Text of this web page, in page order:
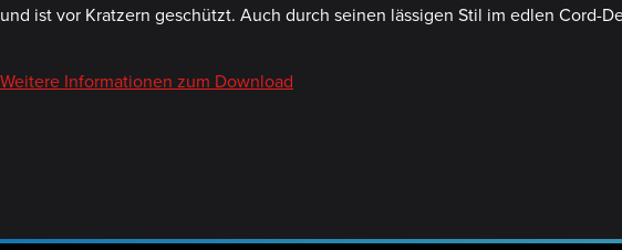
und ist vor Kratzern geschützt. Auch durch seinen lässigen Stil im edlen Cord-
Weitere Informationen zum Download